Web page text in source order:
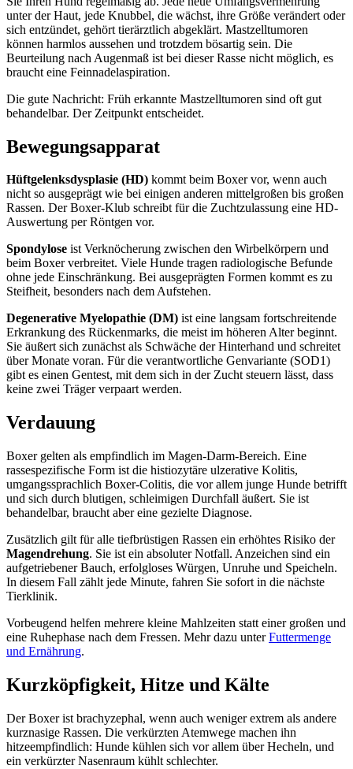
unter der Haut, jede Knubbel, die wächst, ihre Größe verändert oder
sich entzündet, gehört tierärztlich abgeklärt. Mastzelltumoren
können harmlos aussehen und trotzdem bösartig sein. Die
Beurteilung nach Augenmaß ist bei dieser Rasse nicht möglich, es
braucht eine Feinnadelaspiration.
Die gute Nachricht: Früh erkannte Mastzelltumoren sind oft gut
behandelbar. Der Zeitpunkt entscheidet.
Bewegungsapparat
Hüftgelenksdysplasie (HD) kommt beim Boxer vor, wenn auch
nicht so ausgeprägt wie bei einigen anderen mittelgroßen bis großen
Rassen. Der Boxer-Klub schreibt für die Zuchtzulassung eine HD-
Auswertung per Röntgen vor.
Spondylose ist Verknöcherung zwischen den Wirbelkörpern und
beim Boxer verbreitet. Viele Hunde tragen radiologische Befunde
ohne jede Einschränkung. Bei ausgeprägten Formen kommt es zu
Steifheit, besonders nach dem Aufstehen.
Degenerative Myelopathie (DM) ist eine langsam fortschreitende
Erkrankung des Rückenmarks, die meist im höheren Alter beginnt.
Sie äußert sich zunächst als Schwäche der Hinterhand und schreitet
über Monate voran. Für die verantwortliche Genvariante (SOD1)
gibt es einen Gentest, mit dem sich in der Zucht steuern lässt, dass
keine zwei Träger verpaart werden.
Verdauung
Boxer gelten als empfindlich im Magen-Darm-Bereich. Eine
rassespezifische Form ist die histiozytäre ulzerative Kolitis,
umgangssprachlich Boxer-Colitis, die vor allem junge Hunde betrifft
und sich durch blutigen, schleimigen Durchfall äußert. Sie ist
behandelbar, braucht aber eine gezielte Diagnose.
Zusätzlich gilt für alle tiefbrüstigen Rassen ein erhöhtes Risiko der
Magendrehung. Sie ist ein absoluter Notfall. Anzeichen sind ein
aufgetriebener Bauch, erfolgloses Würgen, Unruhe und Speicheln.
In diesem Fall zählt jede Minute, fahren Sie sofort in die nächste
Tierklinik.
Vorbeugend helfen mehrere kleine Mahlzeiten statt einer großen und
eine Ruhephase nach dem Fressen. Mehr dazu unterFuttermenge
und Ernährung.
Kurzköpfigkeit, Hitze und Kälte
Der Boxer ist brachyzephal, wenn auch weniger extrem als andere
kurznasige Rassen. Die verkürzten Atemwege machen ihn
hitzeempfindlich: Hunde kühlen sich vor allem über Hecheln, und
ein verkürzter Nasenraum kühlt schlechter.